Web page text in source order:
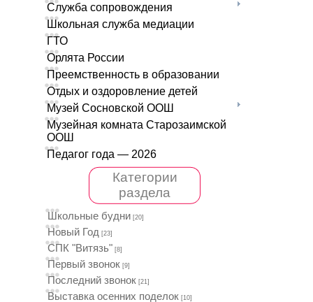
Служба сопровождения
Школьная служба медиации
ГТО
Орлята России
Преемственность в образовании
Отдых и оздоровление детей
Музей Сосновской ООШ
Музейная комната Старозаимской
ООШ
Педагог года — 2026
Категории
раздела
Школьные будни [20]
Новый Год [23]
СПК "Витязь" [8]
Первый звонок [9]
Последний звонок [21]
Выставка осенних поделок [10]